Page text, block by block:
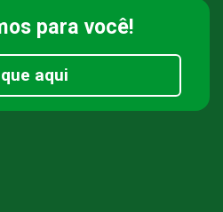
para você!
aqui